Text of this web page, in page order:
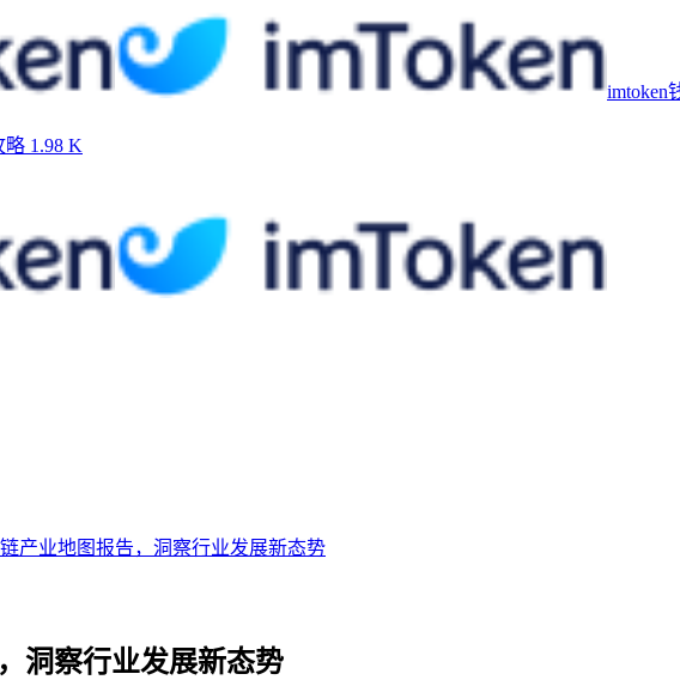
imtoken
略 1.98 K
产业地图报告，洞察行业发展新态势
洞察行业发展新态势